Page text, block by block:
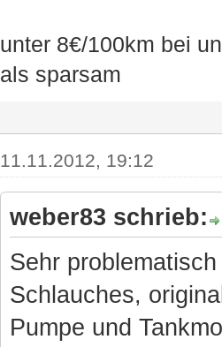
unter 8€/100km bei
als sparsam
11.11.2012, 19:12
weber83 schrieb:
Sehr
Schlauches,
Pumpe und